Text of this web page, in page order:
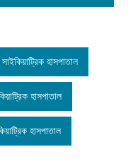
হাসপাতাল
হাসপাতাল
হাসপাতাল